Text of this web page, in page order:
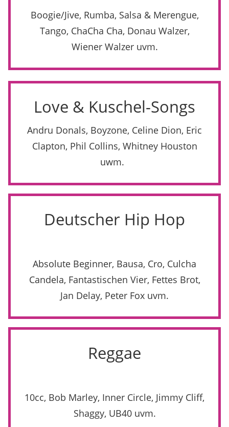
Boogie/Jive, Rumba, Salsa & Merengue,
Tango, ChaCha Cha, Donau Walzer,
Wiener Walzer uvm.
Love & Kuschel-Songs
Andru Donals, Boyzone, Celine Dion, Eric
Clapton, Phil Collins, Whitney Houston
uwm.
Deutscher Hip Hop
Absolute Beginner, Bausa, Cro, Culcha
Candela, Fantastischen Vier, Fettes Brot,
Jan Delay, Peter Fox uvm.
Reggae
10cc, Bob Marley, Inner Circle, Jimmy Cliff,
Shaggy, UB40 uvm.